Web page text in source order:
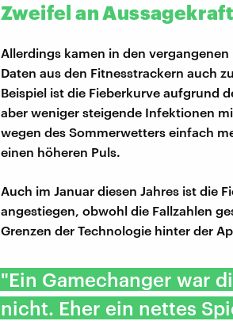
Zweifel an
Allerdings kamen in den vergangenen
Daten aus den Fitnesstrackern auch
Beispiel ist die Fieberkurve aufgrund
aber weniger steigende Infektionen
wegen des Sommerwetters einfach
einen höheren Puls.
Auch im Januar diesen Jahres ist die
angestiegen, obwohl die Fallzahlen
Grenzen der Technologie hinter der
"Ein Gamechanger war
nicht. Eher ein nettes